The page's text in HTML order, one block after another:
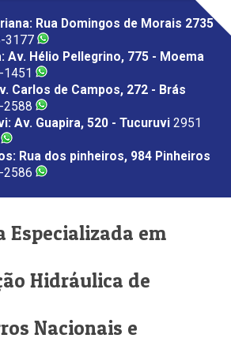
Rua Domingos de Morais 2735
3177
Av. Hélio Pellegrino, 775 - Moema
Carlos de Campos, 272 - Brás
2588
Av. Guapira, 520 - Tucuruvi 2951
Rua dos pinheiros, 984 Pinheiros
2586
Especializada em
Hidráulica de
Nacionais e